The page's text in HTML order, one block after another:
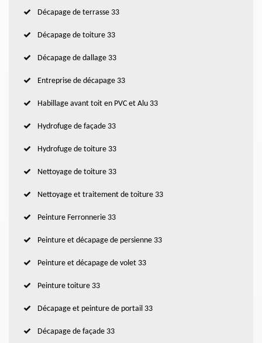
Décapage de terrasse 33
Décapage de toiture 33
Décapage de dallage 33
Entreprise de décapage 33
Habillage avant toit en PVC et Alu 33
Hydrofuge de façade 33
Hydrofuge de toiture 33
Nettoyage de toiture 33
Nettoyage et traitement de toiture 33
Peinture Ferronnerie 33
Peinture et décapage de persienne 33
Peinture et décapage de volet 33
Peinture toiture 33
Décapage et peinture de portail 33
Décapage de façade 33